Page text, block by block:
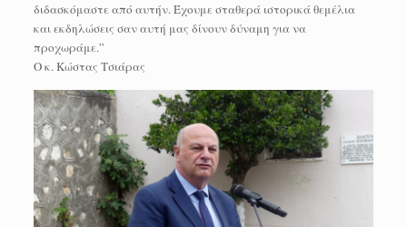
διδασκόμαστε από αυτήν. Έχουμε σταθερά ιστορικά θεμέλια
και εκδηλώσεις σαν αυτή μας δίνουν δύναμη για να
προχωράμε.”
Ο κ. Κώστας Τσιάρας